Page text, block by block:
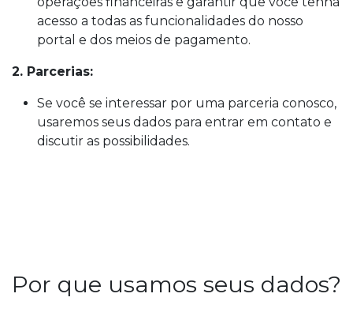
acesso a todas as funcionalidades do nosso
portal e dos meios de pagamento.
2. Parcerias:
Se você se interessar por uma parceria conosco,
usaremos seus dados para entrar em contato e
discutir as possibilidades.
Por que usamos seus dados?